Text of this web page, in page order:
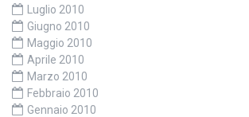
Luglio 2010
Giugno 2010
Maggio 2010
Aprile 2010
Marzo 2010
Febbraio 2010
Gennaio 2010